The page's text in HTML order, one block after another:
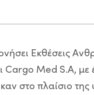
Εκθέσεις
Cargo Med S.A,
στο πλαίσιο